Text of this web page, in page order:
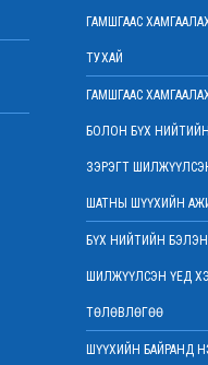
уралдаан зарлалаа
2022 оны 03 сарын 04
“Цэцэнсхолдинг”
иудын нэхэмжлэлтэй
Дээд шүүхийн нийт
боллоо
Дээд шүүхийн нийт
болно
ГАМШГААС
ТУХАЙ
ГАМШГААС
БОЛОН БҮХ
ЗЭРЭГТ
ШАТНЫ ШҮҮХИЙН
БҮХ НИЙТИЙН
ШИЛЖҮҮЛСЭН ҮЕД
ТӨЛӨВЛӨГӨӨ
ШҮҮХИЙН БАЙРАНД